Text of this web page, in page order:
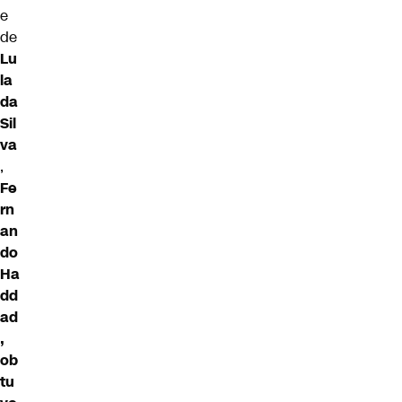
e
de
Lu
la
da
Sil
va
,
Fe
rn
an
do
Ha
dd
ad
,
ob
tu